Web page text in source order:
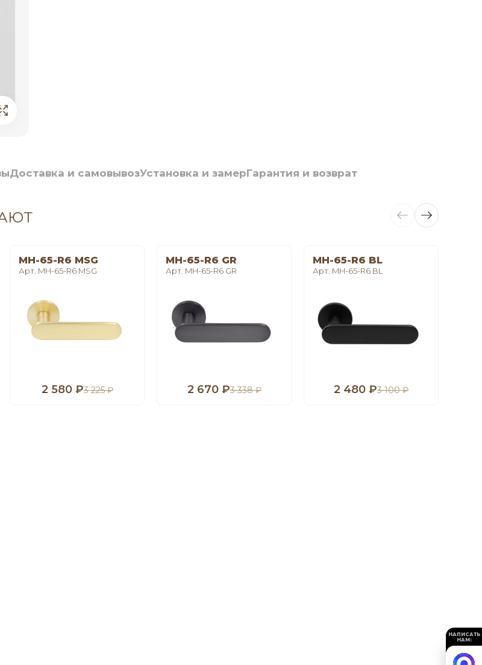
Доставка и самовывозУстановка и замерГарантия и возврат
MH-65-R6 MSG
Арт. MH-65-R6 MSG
2 580 ₽3 225 ₽
MH-65-R6 GR
Арт. MH-65-R6 GR
2 670 ₽3 338 ₽
MH-65-R6 BL
Арт. MH-65-R6 BL
2 480 ₽3 100 ₽
НАПИСАТЬ
НАМ: